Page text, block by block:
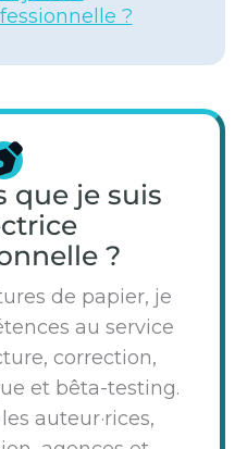
?
que je suis
?
de papier, je
au service
correction,
et bêta-testing.
auteur·rices,